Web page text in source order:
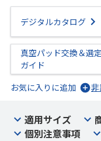
デジタルカタログ
真空パッド交換＆選定
ガイド
お気に入りに追加
適用サイズ
個別注意事項